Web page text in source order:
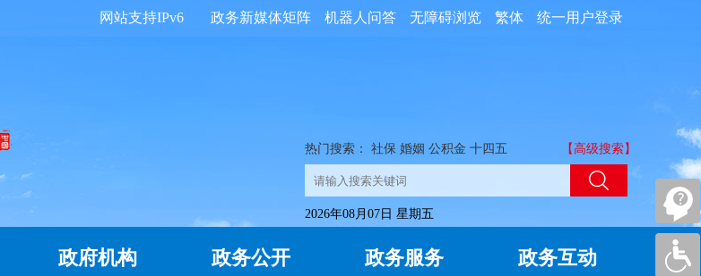
统一用户登录
繁体
无障碍浏览
机器人问答
政务新媒体矩阵
网站支持IPv6
热门搜索： 社保 婚姻 公积金 十四五 【高级搜索】
2026年08月07日 星期五
政府机构 政务公开 政务服务 政务互动